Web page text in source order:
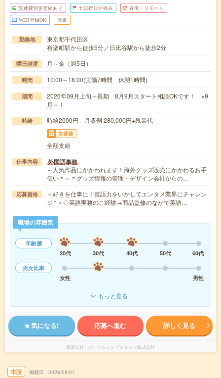
交通費別途支給あり 土日祝日が休み 在宅・リモート
WEB登録OK 派遣
勤務地
東京都千代田区
有楽町駅から徒歩5分／日比谷駅から徒歩2分
曜日頻度 月～金（週5日）
時間 10:00～18:00(実働7時間 休憩1時間)
期間
2026年09月上旬～長期 8月9月スタート相談OKです！ ※9
月～！
時給 時給2000円 月収例 280,000円+残業代
交通費
全額支給
仕事内容 外国語事務
～人気作品にかかわれます！海外グッズ販売にかかわるお手
伝い＊～＊グッズ情報の管理・デザイン会社からの…
応募資格
＜好きを仕事に！英語力をいかしてエンタメ業界にチャレン
ジ↑＞◇英語実務のご経験→商品監修のなかで英語…
職場の雰囲気
年齢層
20代
30代 40代 50代
60代
男女比率
女性
男性
もっと見る
気になる! 応募へ進む 詳しく見る
派遣会社 パーソルテンプスタッフ株式会社
未読 掲載日 2026/08/07